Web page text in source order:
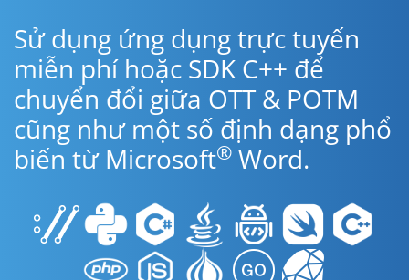
Sử dụng ứng dụng trực tuyến
miễn phí hoặc SDK C++ để
chuyển đổi giữa OTT & POTM
cũng như một số định dạng phổ
biến từ Microsoft® Word.